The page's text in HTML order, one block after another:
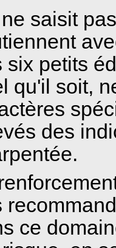
saisit
six petits
qu'il soit,
des
ce